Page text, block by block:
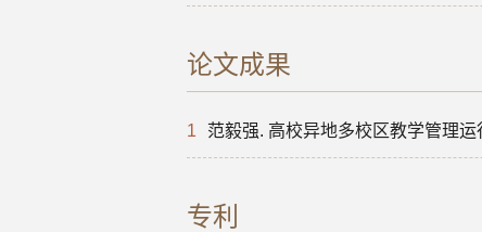
论文成果
1 范毅强. 高校异地多校区教学管理
专利